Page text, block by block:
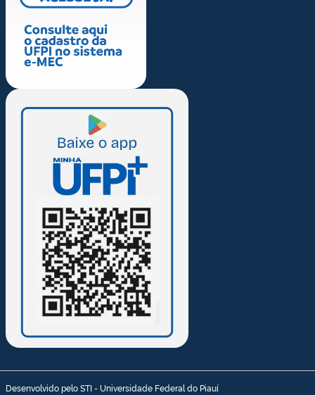
Desenvolvido pelo STI - Universidade Federal do Piauí